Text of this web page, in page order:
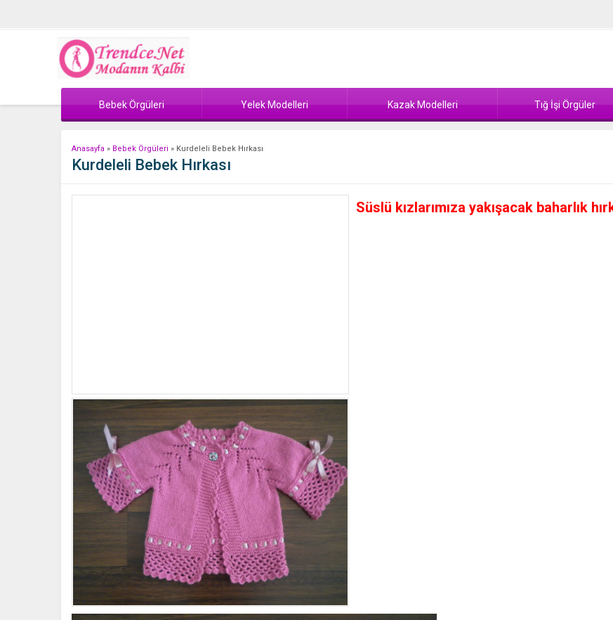
Bebek Örgüleri Yelek Modelleri Kazak Modelleri Tığ İşi Örgüler
Anasayfa » Bebek Örgüleri » Kurdeleli Bebek Hırkası
Kurdeleli Bebek Hırkası
Süslü kızlarımıza yakışacak baharlık